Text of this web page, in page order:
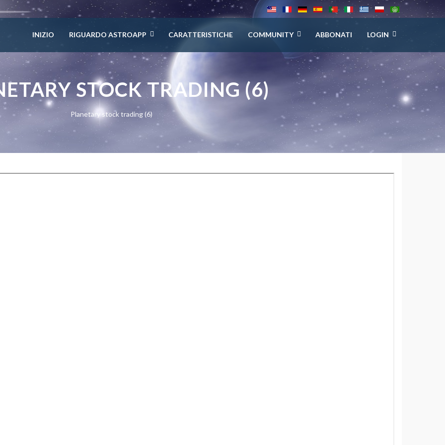
INIZIO RIGUARDO ASTROAPP CARATTERISTICHE COMMUNITY ABBONATI LOGIN
STOCK TRADING (6)
Planetary stock trading (6)